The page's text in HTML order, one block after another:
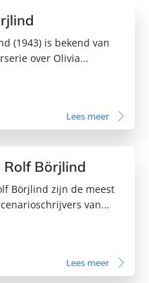
(1943) is bekend van
over Olivia...
Lees meer
Rolf Börjlind
Börjlind zijn de meest
van...
Lees meer